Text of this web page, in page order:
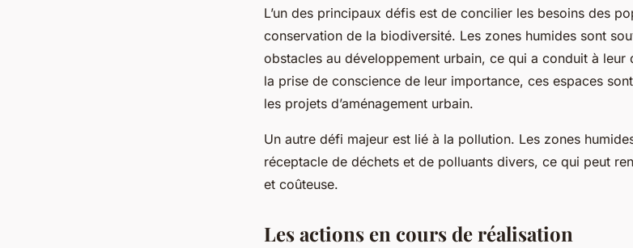
L’un des principaux défis est de concilier les besoins des
conservation de la biodiversité. Les zones humides sont
obstacles au développement urbain, ce qui a conduit à leur
la prise de conscience de leur importance, ces espaces
les projets d’aménagement urbain.
Un autre défi majeur est lié à la pollution. Les zones
réceptacle de déchets et de polluants divers, ce qui peut
et coûteuse.
Les actions en cours de réalisation